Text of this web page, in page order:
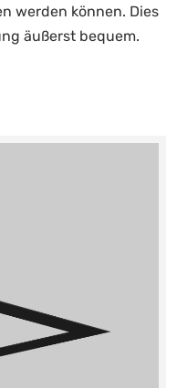
werden können. Dies
äußerst bequem.